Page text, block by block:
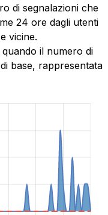
di segnalazioni che
24 ore dagli utenti
vicine.
il numero di
base, rappresentata